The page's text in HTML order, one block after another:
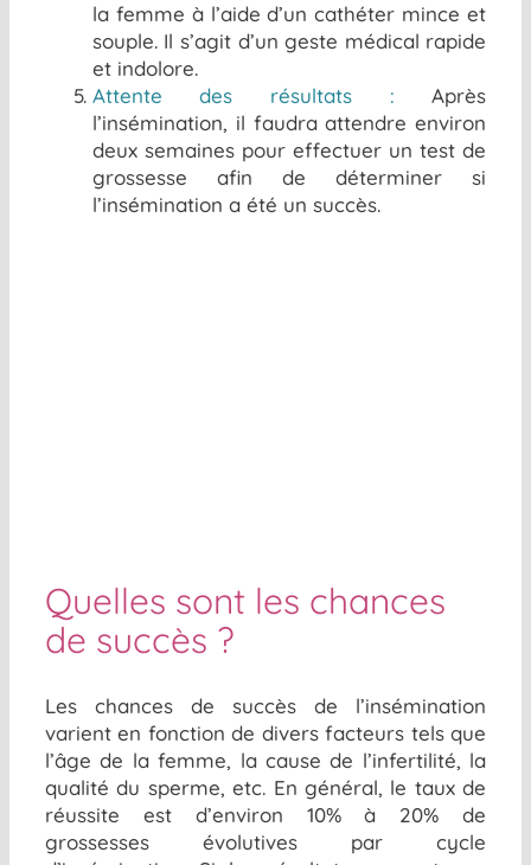
la femme à l’aide d’un cathéter mince et
souple. Il s’agit d’un geste médical rapide
et indolore.
Attente des résultats : Après
l’insémination, il faudra attendre environ
deux semaines pour effectuer un test de
grossesse afin de déterminer si
l’insémination a été un succès.
Quelles sont les chances
de succès ?
Les chances de succès de l’insémination
varient en fonction de divers facteurs tels que
l’âge de la femme, la cause de l’infertilité, la
qualité du sperme, etc. En général, le taux de
réussite est d’environ 10% à 20%de
grossesses évolutives par cycle